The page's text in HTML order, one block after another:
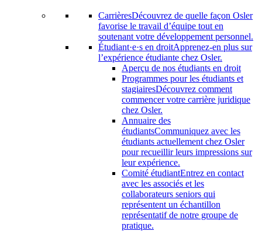
CarrièresDécouvrez de quelle façon Osler
favorise le travail d’équipe tout en
soutenant votre développement personnel.
Étudiant·e·s en droitApprenez-en plus sur
l’expérience étudiante chez Osler.
Aperçu de nos étudiants en droit
Programmes pour les étudiants et
stagiairesDécouvrez comment
commencer votre carrière juridique
chez Osler.
Annuaire des
étudiantsCommuniquez avec les
étudiants actuellement chez Osler
pour recueillir leurs impressions sur
leur expérience.
Comité étudiantEntrez en contact
avec les associés et les
collaborateurs seniors qui
représentent un échantillon
représentatif de notre groupe de
pratique.